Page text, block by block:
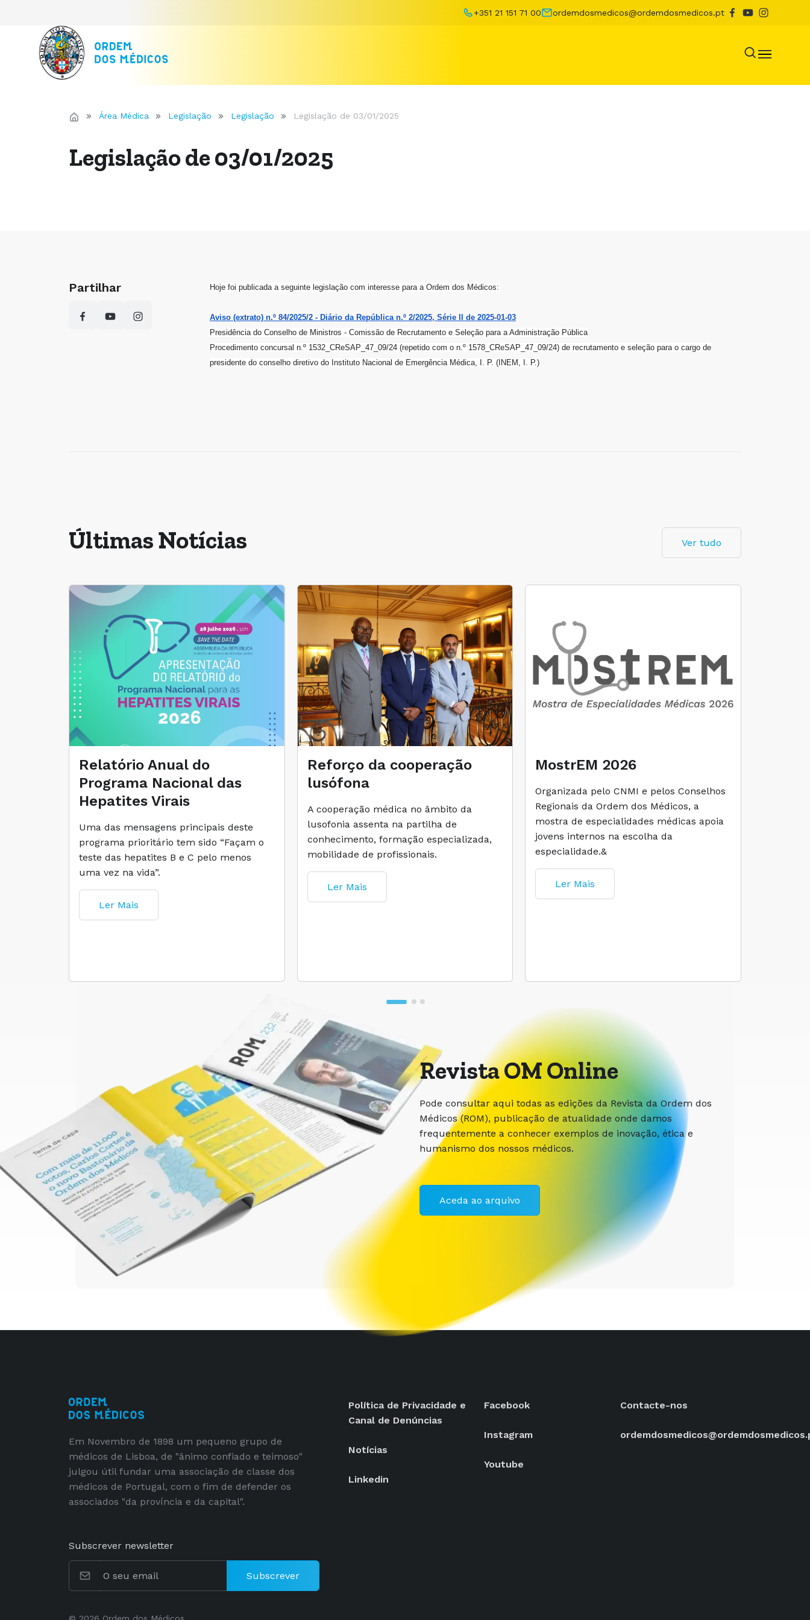
+351 21 151 71 00 ordemdosmedicos@ordemdosmedicos.pt
Área Médica Legislação Legislação Legislação de 03/01/2025
Legislação de 03/01/2025
Partilhar Hoje foi publicada a seguinte legislação com interesse para a Ordem dos Médicos:
Aviso (extrato) n.º 84/2025/2 - Diário da República n.º 2/2025, Série II de 2025-01-03
Presidência do Conselho de Ministros - Comissão de Recrutamento e Seleção para a Administração Pública
Procedimento concursal n.º 1532_CReSAP_47_09/24 (repetido com o n.º 1578_CReSAP_47_09/24) de recrutamento e seleção para o cargo de
presidente do conselho diretivo do Instituto Nacional de Emergência Médica, I. P. (INEM, I. P.)
Últimas Notícias Ver tudo
Relatório Anual do
Programa Nacional das
Hepatites Virais
Uma das mensagens principais deste
programa prioritário tem sido “Façam o
teste das hepatites B e C pelo menos
uma vez na vida”.
Ler Mais
Reforço da cooperação
lusófona
A cooperação médica no âmbito da
lusofonia assenta na partilha de
conhecimento, formação especializada,
mobilidade de profissionais.
Ler Mais
MostrEM 2026
Organizada pelo CNMI e pelos Conselhos
Regionais da Ordem dos Médicos, a
mostra de especialidades médicas apoia
jovens internos na escolha da
especialidade.&
Ler Mais
Revista OM Online
Pode consultar aqui todas as edições da Revista da Ordem dos
Médicos (ROM), publicação de atualidade onde damos
frequentemente a conhecer exemplos de inovação, ética e
humanismo dos nossos médicos.
Aceda ao arquivo
Em Novembro de 1898 um pequeno grupo de
médicos de Lisboa, de "ânimo confiado e teimoso"
julgou útil fundar uma associação de classe dos
médicos de Portugal, com o fim de defender os
associados "da província e da capital".
Subscrever newsletter
Subscrever
Política de Privacidade e
Canal de Denúncias
Notícias
Linkedin
Facebook
Instagram
Youtube
Contacte-nos